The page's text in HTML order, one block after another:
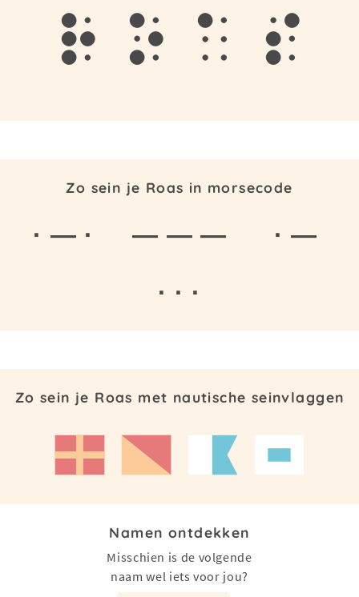
r o a s
Zo sein je Roas in morsecode
· — · — — —
· —
· · ·
Zo sein je Roas met nautische seinvlaggen
Namen ontdekken
Misschien is de volgende
naam wel iets voor jou?